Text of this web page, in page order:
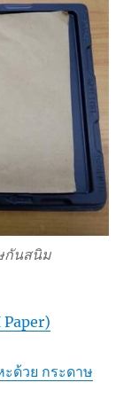
กันสนิม
ด้วย กระดาษ